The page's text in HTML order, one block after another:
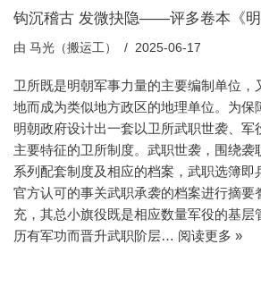
钩沉稽古 发微抉隐——评多卷本《明
由 马光（搬运工） 2025-06-17
卫所既是明朝军事力量的主要编制单位，
地而成为类似地方政区的地理单位。为保
明朝政府设计出一套以卫所武职世袭、军
主要特征的卫所制度。武职世袭，围绕袭
系列配套制度及相应的档案，武职选簿即
官方认可的事关武职承袭的档案进行摘要
充，其总小旗役既是相应数量军役的基层
历有军功而晋升武职阶层… 阅读更多 »